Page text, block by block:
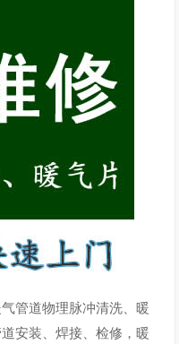
管道物理脉冲清洗、暖
安装、焊接、检修，暖